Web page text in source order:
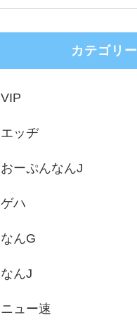
カテゴリー
VIP
エッヂ
おーぷんなんJ
ゲハ
なんG
なんJ
ニュー速